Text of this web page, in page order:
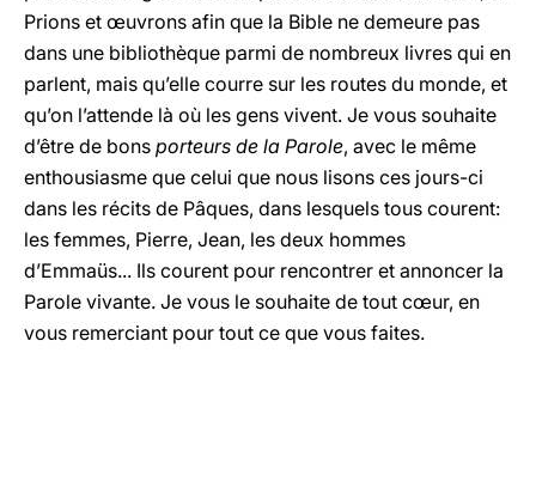
Prions et œuvrons afin que la Bible ne demeure pas
dans une bibliothèque parmi de nombreux livres qui en
parlent, mais qu’elle courre sur les routes du monde, et
qu’on l’attende là où les gens vivent. Je vous souhaite
d’être de bons porteurs de la Parole, avec le même
enthousiasme que celui que nous lisons ces jours-ci
dans les récits de Pâques, dans lesquels tous courent:
les femmes, Pierre, Jean, les deux hommes
d’Emmaüs... Ils courent pour rencontrer et annoncer la
Parole vivante. Je vous le souhaite de tout cœur, en
vous remerciant pour tout ce que vous faites.